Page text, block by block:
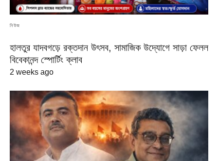
নিউজ
হালতুর যাদবগড়ে রক্তদান উৎসব, সামাজিক উদ্যোগে সাড়া ফেলল
বিবেকানন্দ স্পোর্টিং ক্লাব
2 weeks ago